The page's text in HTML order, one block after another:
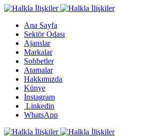
Ana Sayfa
Sektör Odası
Ajanslar
Markalar
Sohbetler
Atamalar
Hakkımızda
Künye
Instagram
Linkedin
WhatsApp